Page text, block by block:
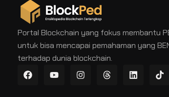
Portal Blockchain yang fokus membantu
untuk bisa mencapai pemahaman yang
terhadap dunia blockchain.